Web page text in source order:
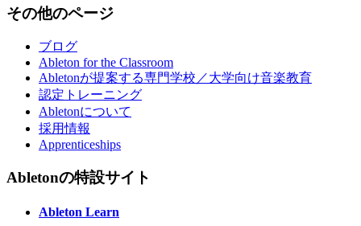
その他のページ
ブログ
Ableton for the Classroom
Abletonが提案する専門学校／大学向け音楽教育
認定トレーニング
Abletonについて
採用情報
Apprenticeships
Abletonの特設サイト
Ableton Learn